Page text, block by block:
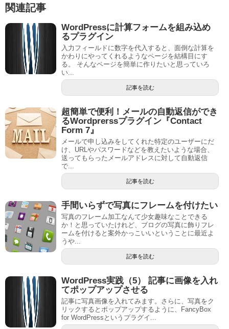
関連記事
WordPressに計算フォームを組み込め
るプラグイン
入力フィールドに数字を代入すると、面倒な計算を
かわりにやってくれるようなページを結構目にす
る。 そんなページを簡単に作りたいと思っていろ
い...
記事を読む
超簡単で便利！メールの自動返信ができ
るWordprerssプラグイン『Contact
Form 7』
メールで申し込みをしてくれた特定のユーザーにだ
け、URLやパスワードなどを教えたいような場合、
送ってもらったメールアドレスに対して自動返信
で...
記事を読む
手間いらずで写真にフレームを付けたい
写真のフレーム加工なんて少女趣味なことできる
か！と思っていたけれど、ブログの写真に飾りフレ
ームを付けると案外かっこいいということに最近よ
うや...
記事を読む
WordPress実践（5） 記事に画像を入れ
てポップアップさせる
記事に写真画像を入れてみます。さらに、写真をク
リックするとポップアップするように、FancyBox
for WordPressというプラグイ...